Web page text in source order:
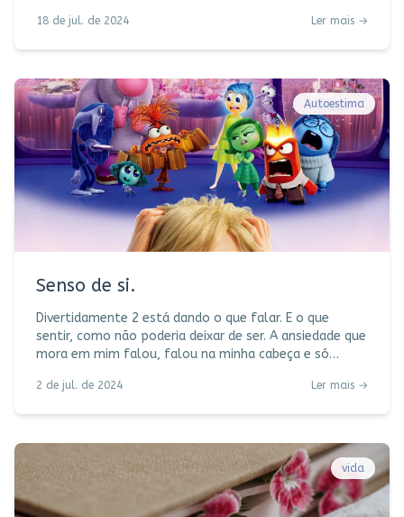
completamente fisgada, atraída, curiosa, envolvida.
relação, posso dizer que estamos avançando. No meu
ritmo, devagar e sempre, mas com muita cumplicidade
e já caminhando
18 de jul. de 2024 Ler mais →
Autoestima
Senso de si.
Divertidamente 2 está dando o que falar. E o que
sentir, como não poderia deixar de ser. A ansiedade que
mora em mim falou, falou na minha cabeça e só
comprados. (Uma luta, diga-se de passagem.) E aí eu
dúvida de que a grande atração do filme são as novas
emoções – Ansiedade, Vergonha, Tédio e Inveja –
somado às outras já fa
2 de jul. de 2024 Ler mais →
vida